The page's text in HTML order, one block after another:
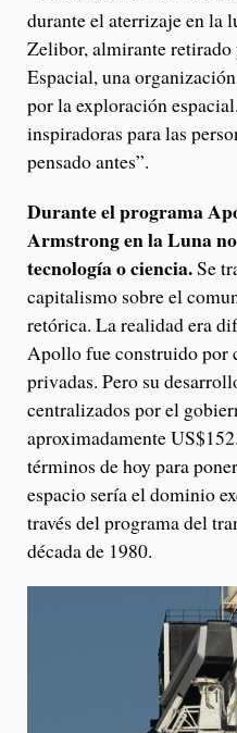
durante el aterrizaje en la
Zelibor, almirante
Espacial, una
por la exploración
inspiradoras para las
pensado antes”.
Durante el programa
Armstrong en la Luna
tecnología o ciencia.Se
capitalismo sobre el
retórica. La realidad era
Apollo fue construido por
privadas. Pero su
centralizados por el
aproximadamente
términos de hoy para
espacio sería el dominio
través del programa del
década de 1980.